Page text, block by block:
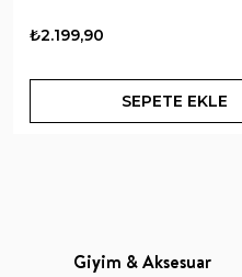
₺2.199,90
SEPETE EKLE
Giyim & Aksesuar